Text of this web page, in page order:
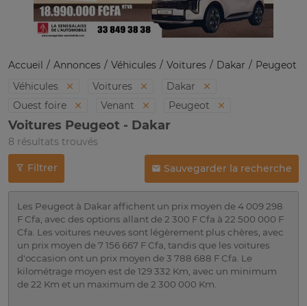
Accueil Annonces Véhicules Voitures Dakar
Peugeot
Véhicules
Voitures
Dakar
Ouest foire
Venant Peugeot
Voitures Peugeot - Dakar
8 résultats trouvés
Filtrer Sauvegarder la recherche
Les Peugeot à Dakar affichent un prix moyen de 4 009 298
F Cfa, avec des options allant de 2 300 F Cfa à 22 500 000 F
Cfa. Les voitures neuves sont légèrement plus chères, avec
un prix moyen de 7 156 667 F Cfa, tandis que les voitures
d'occasion ont un prix moyen de 3 788 688 F Cfa. Le
kilométrage moyen est de 129 332 Km, avec un minimum
de 22 Km et un maximum de 2 300 000 Km.